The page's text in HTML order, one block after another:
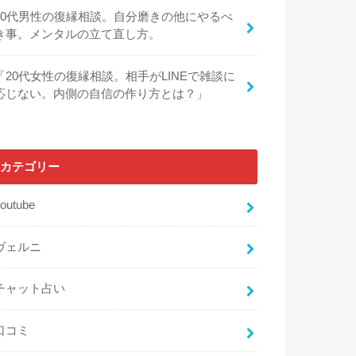
代男性の復縁相談。自分磨きの他にやるべ
事。メンタルの立て直し方。
20代女性の復縁相談。相手がLINEで雑談に
じない。内側の自信の作り方とは？」
カテゴリー
ェルニ
ャット占い
コミ